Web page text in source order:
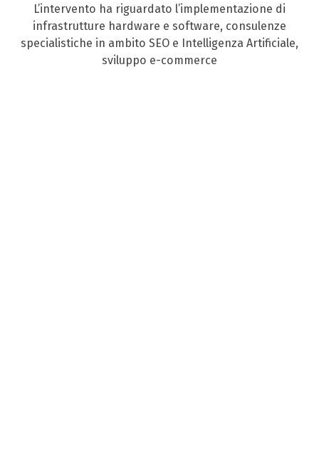
L’intervento ha riguardato l’implementazione di
infrastrutture hardware e software, consulenze
specialistiche in ambito SEO e Intelligenza Artificiale,
sviluppo e-commerce